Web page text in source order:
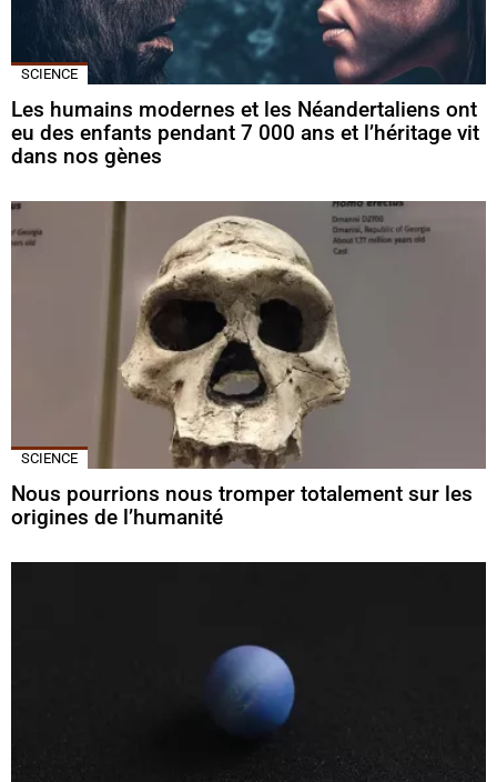
SCIENCE
Les humains modernes et les Néandertaliens ont
eu des enfants pendant 7 000 ans et l’héritage vit
dans nos gènes
SCIENCE
Nous pourrions nous tromper totalement sur les
origines de l’humanité